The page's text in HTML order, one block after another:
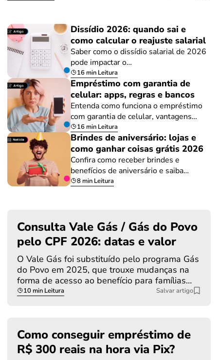
Dissídio 2026: quando sai e
como calcular o reajuste salarial
Saber como o dissídio salarial de 2026
pode impactar o…
16 min Leitura
Empréstimo com garantia de
celular: apps, regras e bancos
Entenda como funciona o empréstimo
com garantia de celular, vantagens…
16 min Leitura
Brindes de aniversário: lojas e
como ganhar coisas grátis 2026
Confira como receber brindes e
benefícios de aniversário e saiba…
8 min Leitura
Consulta Vale Gás / Gás do Povo
pelo CPF 2026: datas e valor
O Vale Gás foi substituído pelo programa Gás
do Povo em 2025, que trouxe mudanças na
forma de acesso ao benefício para famílias…
10 min Leitura Salvar artigo
Como conseguir empréstimo de
R$ 300 reais na hora via Pix?